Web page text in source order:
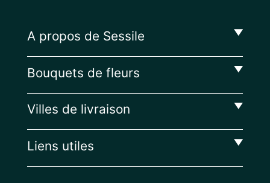
A propos de Sessile
Bouquets de fleurs
Villes de livraison
Liens utiles